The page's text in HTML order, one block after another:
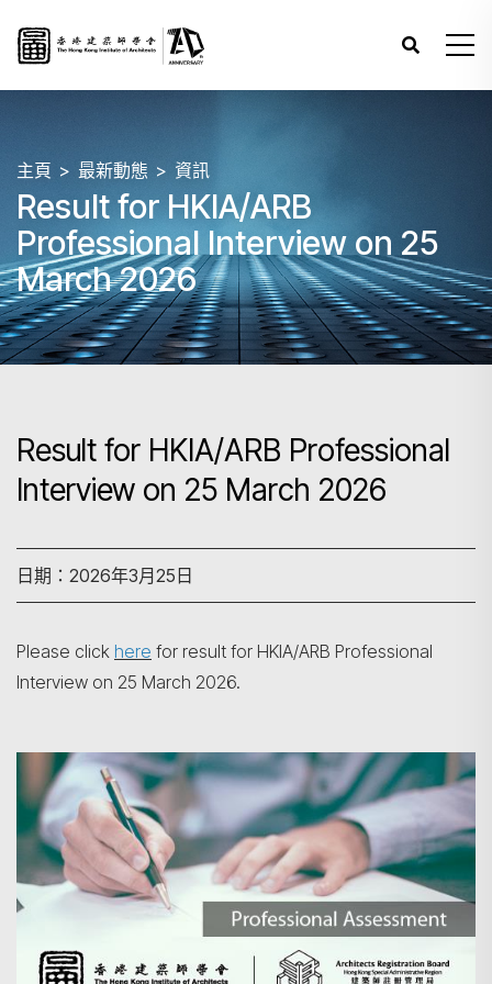
主頁 最新動態 資訊
Result for HKIA/ARB
Professional Interview on 25
March 2026
Result for HKIA/ARB Professional
Interview on 25 March 2026
日期：2026年3月25日
Please click here for result for HKIA/ARB Professional
Interview on 25 March 2026.